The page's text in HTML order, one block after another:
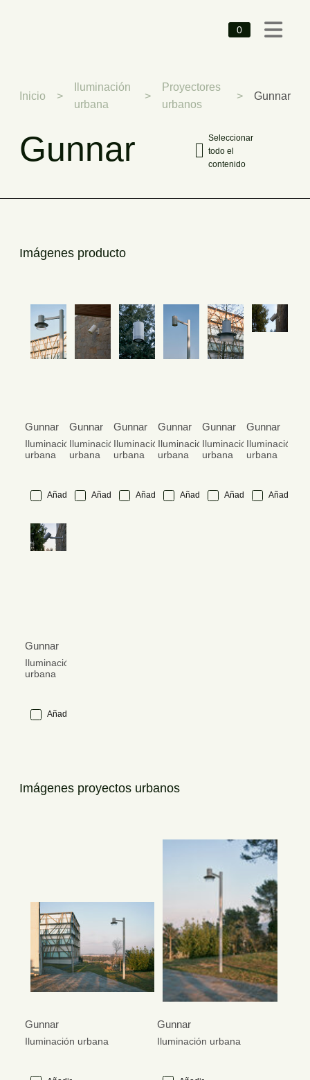
0
Inicio >
Iluminación
urbana
>
Proyectores
urbanos
> Gunnar
Gunnar
Seleccionar
todo el
contenido
Imágenes producto
Gunnar
Iluminación
urbana
Añadir
Gunnar
Iluminación
urbana
Añadir
Gunnar
Iluminación
urbana
Añadir
Gunnar
Iluminación
urbana
Añadir
Gunnar
Iluminación
urbana
Añadir
Gunnar
Iluminación
urbana
Añadir
Gunnar
Iluminación
urbana
Añadir
Imágenes proyectos urbanos
Gunnar
Iluminación urbana
Gunnar
Iluminación urbana